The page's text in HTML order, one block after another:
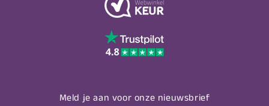
Meld je aan voor onze nieuwsbrief